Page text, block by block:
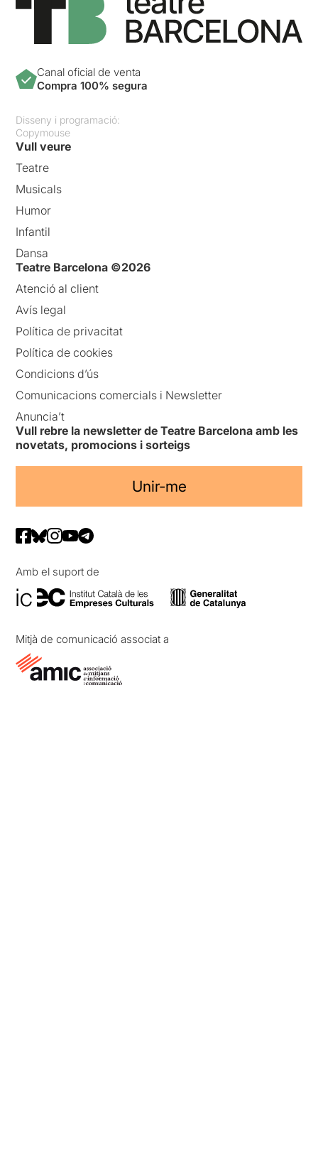
Canal oficial de venta
Compra 100% segura
Disseny i programació:
Copymouse
Vull veure
Teatre
Musicals
Humor
Infantil
Dansa
Teatre Barcelona ©2026
Atenció al client
Avís legal
Política de privacitat
Política de cookies
Condicions d’ús
Comunicacions comercials i Newsletter
Anuncia’t
Vull rebre la newsletter de Teatre Barcelona amb les
novetats, promocions i sorteigs
Unir-me
Amb el suport de
Mitjà de comunicació associat a